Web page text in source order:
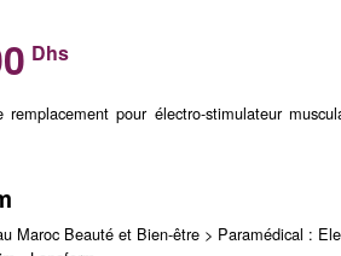
Dhs
remplacement pour électro-stimulateur
Maroc Beauté et Bien-être > Paramédical :